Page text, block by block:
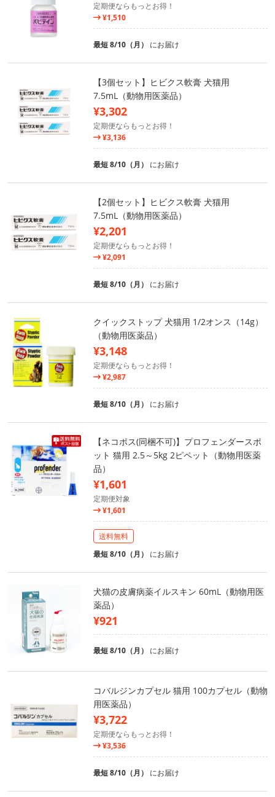
定期便ならもっとお得！
¥1,510
最短 8/10（月） にお届け
【3個セット】ヒビクス軟膏 犬猫用
7.5mL（動物用医薬品）
¥3,302
定期便ならもっとお得！
¥3,136
最短 8/10（月） にお届け
【2個セット】ヒビクス軟膏 犬猫用
7.5mL（動物用医薬品）
¥2,201
定期便ならもっとお得！
¥2,091
最短 8/10（月） にお届け
クイックストップ 犬猫用 1/2オンス（14g）
（動物用医薬品）
¥3,148
定期便ならもっとお得！
¥2,987
最短 8/10（月） にお届け
【ネコポス(同梱不可)】プロフェンダースポ
ット 猫用 2.5～5kg 2ピペット（動物用医薬
品）
¥1,601
定期便対象
¥1,601
送料無料
最短 8/10（月） にお届け
犬猫の皮膚病薬イルスキン 60mL（動物用医
薬品）
¥921
最短 8/10（月） にお届け
コバルジンカプセル 猫用 100カプセル（動物
用医薬品）
¥3,722
定期便ならもっとお得！
¥3,536
最短 8/10（月） にお届け